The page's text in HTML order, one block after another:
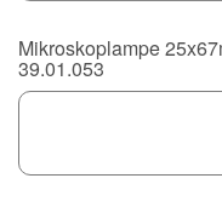
Mikroskoplampe
39.01.053